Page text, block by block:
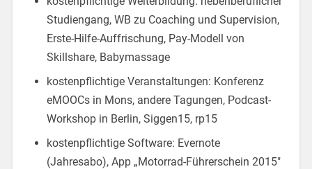
Studiengang, WB zu Coaching und Supervision,
Erste-Hilfe-Auffrischung, Pay-Modell von
Skillshare, Babymassage
kostenpflichtige Veranstaltungen: Konferenz
eMOOCs in Mons, andere Tagungen, Podcast-
Workshop in Berlin, Siggen15, rp15
kostenpflichtige Software: Evernote
(Jahresabo), App „Motorrad-Führerschein 2015″